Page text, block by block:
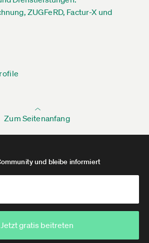
ZUGFeRD, Factur-X und
Zum Seitenanfang
und bleibe informiert
Jetzt gratis beitreten